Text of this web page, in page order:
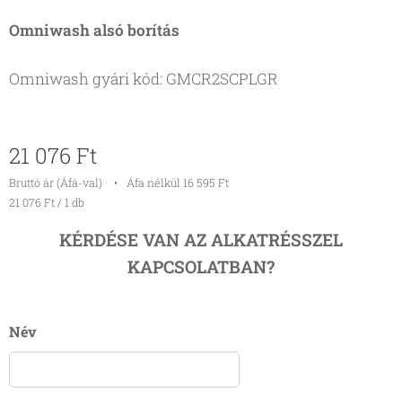
Omniwash alsó borítás
Omniwash gyári kód: GMCR2SCPLGR
21 076 Ft
Bruttó ár (Áfá-val)
Áfa nélkül 16 595 Ft
21 076 Ft / 1 db
KÉRDÉSE VAN AZ ALKATRÉSSZEL
KAPCSOLATBAN?
Név